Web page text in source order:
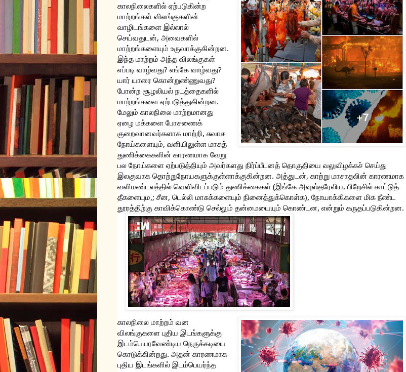
காலநிலைகளில் ஏற்படுகின்ற
மாற்றங்கள் விலங்குகளின்
வாழிடங்களை இல்லால்
செய்வதுடன், அவைகளில்
மாற்றங்களையும் உருவாக்குகின்றன.
இந்த மாற்றம் அந்த விலங்குகள்
எப்படி வாழ்வது? எங்கே வாழ்வது?
யார் யாரை கொன்றுண்ணுவது?
போன்ற சூழலியல் நடத்தைகளில்
மாற்றங்களை ஏற்படுத்துகின்றன.
மேலும் காலநிலை மாற்றமானது
ஏழை மக்களை போசணைக்
குறைவானவர்களாக மாற்றி, சுவாச
நோய்களையும், வளியிலுள்ள மாசுத்
துணிக்கைகளின் காரணமாக வேறு
பல நோய்களை ஏற்படுத்தியும் அவர்களது நிர்ப்பீடனத் தொகுதியை வலுவிழக்கச் செய்து
இலகுவாக தொற்றுநோயகளுக்குள்ளாக்குகின்றன. அத்துடன், காற்று மாசாதலின் காரணமாக
வளிமண்டலத்தில் வெளிவிடப்படும் துணிக்கைகள் (இங்கே அவுஸ்தரேலிய, பிறேசில் காட்டுத்
தீகளையும,; சீன, டெல்லி மாசுக்களையும் நினைத்துக்கொள்க), நோயாக்கிகளை மிக நீண்ட
தூரத்திற்கு காவிக்கொண்டு செல்லும் தன்மையையும் கொண்டன, என்றும் கருதப்படுகின்றன.
காலநிலை மாற்றம் வன
விலங்குகளை புதிய இடங்களுக்கு
இடம்பெயரவேண்டிய நெருக்கடியை
கொடுக்கின்றது. அதன் காரணமாக
புதிய இடங்களில் இடம்பெயர்ந்த